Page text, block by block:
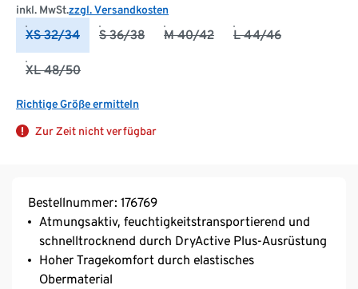
inkl. MwSt.zzgl. Versandkosten
XS 32/34 S 36/38 M 40/42 L 44/46
XL 48/50
Richtige Größe ermitteln
Zur Zeit nicht verfügbar
Bestellnummer: 176769
Atmungsaktiv, feuchtigkeitstransportierend und
schnelltrocknend durch DryActive Plus-Ausrüstung
Hoher Tragekomfort durch elastisches
Obermaterial